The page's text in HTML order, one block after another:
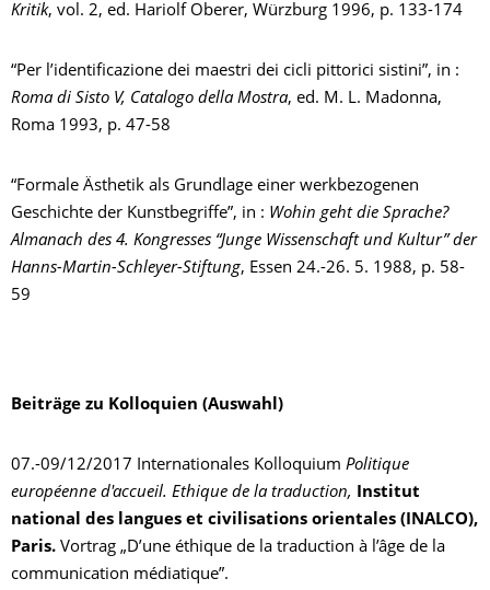
Kritik, vol. 2, ed. Hariolf Oberer, Würzburg 1996, p. 133-174
“Per l’identificazione dei maestri dei cicli pittorici sistini”, in :
Roma di Sisto V, Catalogo della Mostra, ed. M. L. Madonna,
Roma 1993, p. 47-58
“Formale Ästhetik als Grundlage einer werkbezogenen
Geschichte der Kunstbegriffe”, in : Wohin geht die Sprache?
Almanach des 4. Kongresses “Junge Wissenschaft und Kultur” der
Hanns-Martin-Schleyer-Stiftung, Essen 24.-26. 5. 1988, p. 58-
59
Beiträge zu Kolloquien (Auswahl)
07.-09/12/2017 Internationales Kolloquium Politique
européenne d'accueil. Ethique de la traduction, Institut
national des langues et civilisations orientales (INALCO),
Paris. Vortrag „D’une éthique de la traduction à l’âge de la
communication médiatique”.